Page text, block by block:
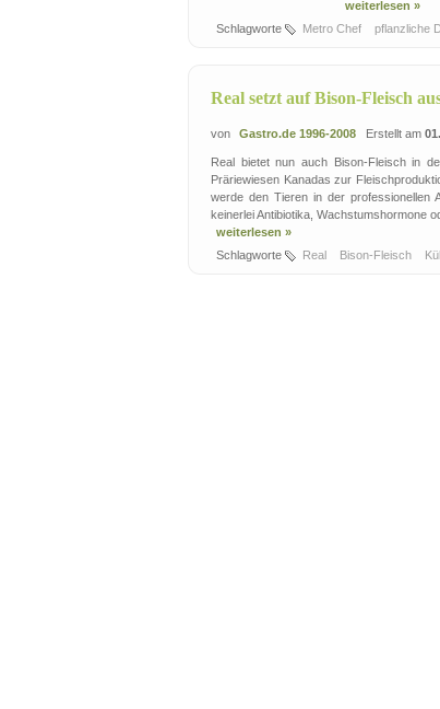
weiterlesen »
Schlagworte
Metro Chef pflanzliche
Real setzt auf Bison-Fleisch
von Gastro.de 1996-2008 Erstellt am
Real bietet nun auch Bison-Fleisch in
Präriewiesen Kanadas zur
werde den Tieren in der professionellen
keinerlei Antibiotika, Wachstumshormone
weiterlesen »
Schlagworte
Real Bison-Fleisch